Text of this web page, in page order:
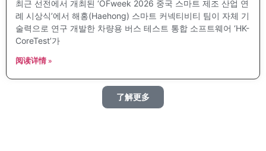
최근 선전에서 개최된 ‘OFweek 2026 중국 스마트 제조 산업 연
례 시상식’에서 해홍(Haehong) 스마트 커넥티비티 팀이 자체 기
술력으로 연구 개발한 차량용 버스 테스트 통합 소프트웨어 ‘HK-
CoreTest’가
阅读详情 »
了解更多